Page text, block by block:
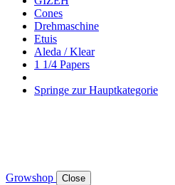
Cones
Drehmaschine
Etuis
Aleda / Klear
1 1/4 Papers
Springe zur Hauptkategorie
Growshop Close